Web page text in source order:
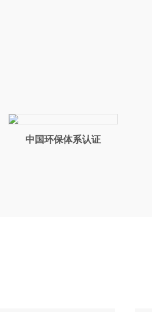
中国环保体系认证